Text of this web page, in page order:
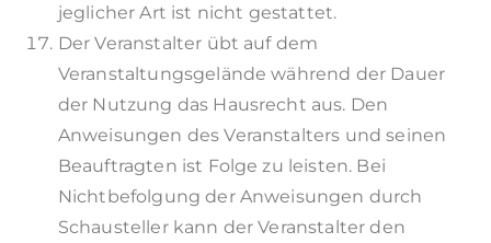
jeglicher Art ist nicht gestattet.
Der Veranstalter übt auf dem
Veranstaltungsgelände während der Dauer
der Nutzung das Hausrecht aus. Den
Anweisungen des Veranstalters und seinen
Beauftragten ist Folge zu leisten. Bei
Nichtbefolgung der Anweisungen durch
Schausteller kann der Veranstalter den